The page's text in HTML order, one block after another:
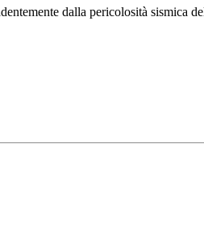
dalla pericolosità sismica